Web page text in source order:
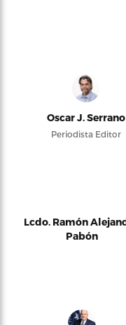
Oscar J. Serrano
Periodista Editor
Lcdo. Ramón
Pabón